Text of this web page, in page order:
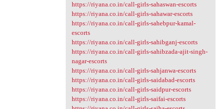
https://riyana.co.in/call-girls-sahaswan-escorts
https://riyana.co.in/call-girls-sahawar-escorts
https://riyana.co.in/call-girls-sahebpur-kamal-
escorts
https://riyana.co.in/call-girls-sahibganj-escorts
https://riyana.co.in/call-girls-sahibzada-ajit-singh-
nagar-escorts
https://riyana.co.in/call-girls-sahjanwa-escorts
https://riyana.co.in/call-girls-saidabad-escorts
https://riyana.co.in/call-girls-saidpur-escorts
https://riyana.co.in/call-girls-saifai-escorts